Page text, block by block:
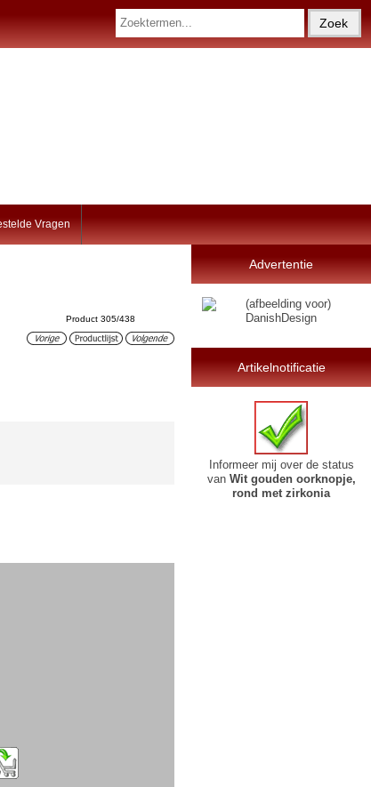
Vragen
Product 305/438
Advertentie
Artikelnotificatie
Informeer mij over de status
van Wit gouden oorknopje,
rond met zirkonia